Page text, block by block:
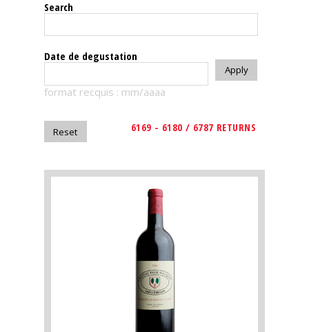
Tasting
reviews
The
magazine
Magazine
Search
Date de degustation
format recquis : mm/aaaa
6169 - 6180 / 6787 RETURNS